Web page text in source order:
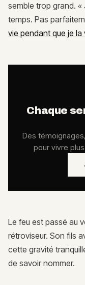
semble trop grand. «
temps. Pas
vie pendant que je la
Chaque
Des
pour vivre
Le feu est passé au
rétroviseur. Son fils
cette gravité
de savoir nommer.